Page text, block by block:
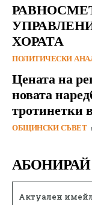
ХОРАТА
ПОЛИТИЧЕСКИ
Цената на
новата
тротинетки
ОБЩИНСКИ СЪВЕТ
АБОНИРАЙ